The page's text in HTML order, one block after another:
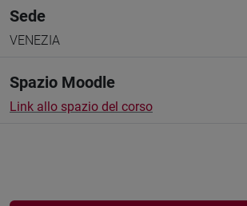
Sede
VENEZIA
Spazio Moodle
Link allo spazio del corso